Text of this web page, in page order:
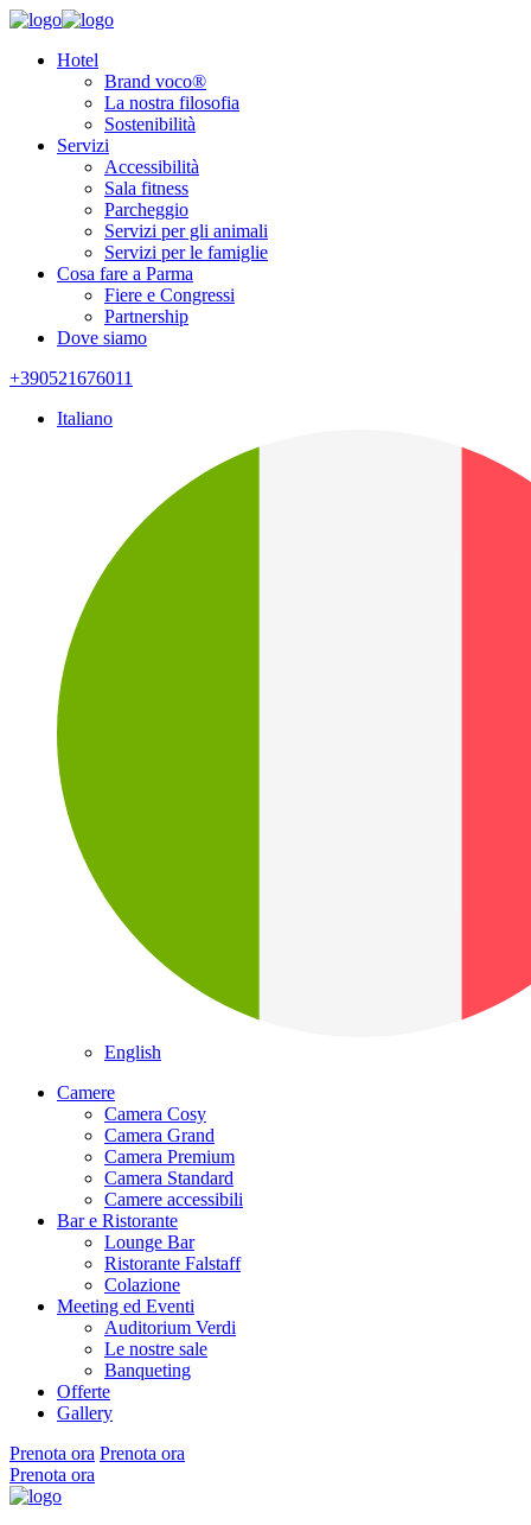
Hotel
Brand voco®
La nostra filosofia
Sostenibilità
Servizi
Accessibilità
Sala fitness
Parcheggio
Servizi per gli animali
Servizi per le famiglie
Cosa fare a Parma
Fiere e Congressi
Partnership
Dove siamo
+390521676011
Italiano
English
Camere
Camera Cosy
Camera Grand
Camera Premium
Camera Standard
Camere accessibili
Bar e Ristorante
Lounge Bar
Ristorante Falstaff
Colazione
Meeting ed Eventi
Auditorium Verdi
Le nostre sale
Banqueting
Offerte
Gallery
Prenota ora Prenota ora
Prenota ora